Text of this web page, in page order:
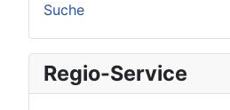
Suche
Regio-Service